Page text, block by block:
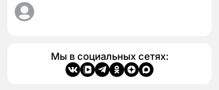
Мы в социальных сетях: